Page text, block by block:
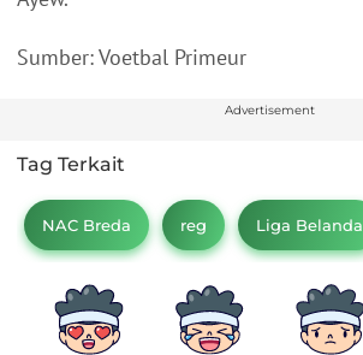
Sumber: Voetbal Primeur
Advertisement
Tag Terkait
NAC Breda reg Liga Belanda